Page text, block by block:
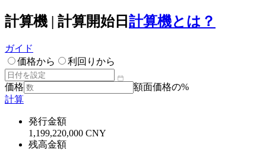
計算機 | 計算開始日 計算機とは？
ガイド
価格から
利回りから
価格
額面価格の%
計算
発行金額
1,199,220,000 CNY
残高金額